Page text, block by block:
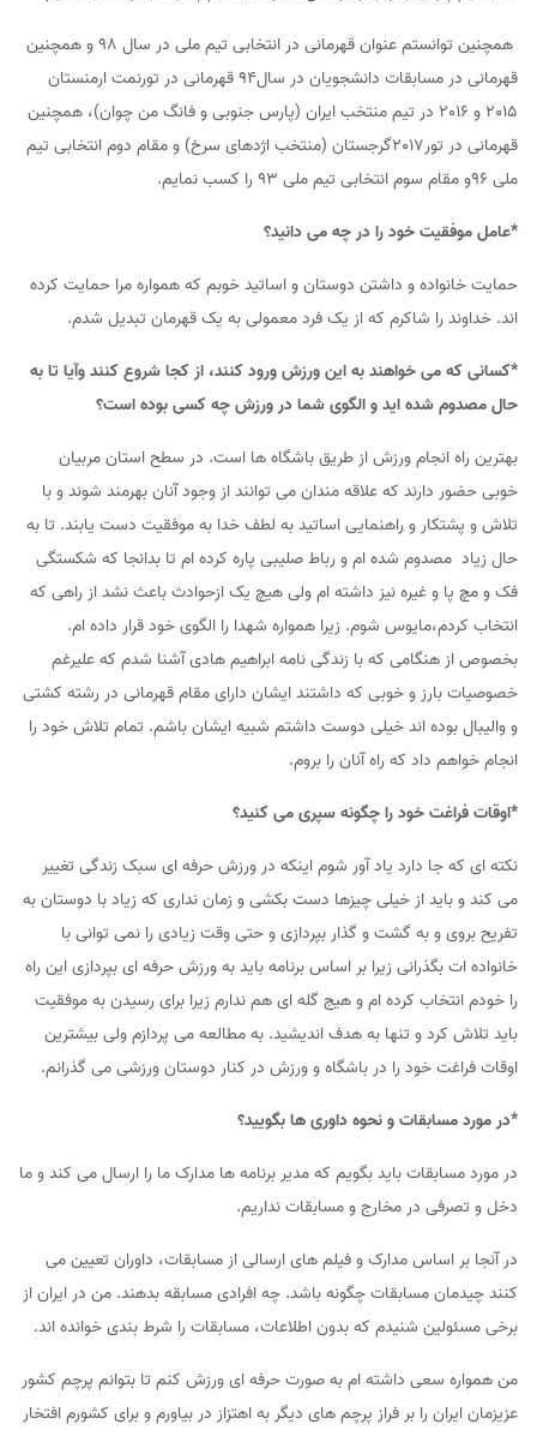
همچنین توانستم عنوان قهرمانی در انتخابی تیم ملی در سال 98 و همچنین
قهرمانی در مسابقات دانشجویان در سال94 قهرمانی در تورنمت ارمنستان
2015 و 2016 در تیم منتخب ایران (پارس جنوبی و فانگ من چوان)، همچنین
قهرمانی در تور2017گرجستان (منتخب اژدهای سرخ) و مقام دوم انتخابی تیم
ملی 96و مقام سوم انتخابی تیم ملی 93 را کسب نمایم.
*عامل موفقیت خود را در چه می دانید؟
حمایت خانواده و داشتن دوستان و اساتید خوبم که همواره مرا حمایت کرده
اند. خداوند را شاکرم که از یک فرد معمولی به یک قهرمان تبدیل شدم.
*کسانی که می خواهند به این ورزش ورود کنند، از کجا شروع کنند وآیا تا به
حال مصدوم شده اید و الگوی شما در ورزش چه کسی بوده است؟
بهترین راه انجام ورزش از طریق باشگاه ها است. در سطح استان مربیان
خوبی حضور دارند که علاقه مندان می توانند از وجود آنان بهرمند شوند و با
تلاش و پشتکار و راهنمایی اساتید به لطف خدا به موفقیت دست یابند. تا به
حال زیاد مصدوم شده ام و رباط صلیبی پاره کرده ام تا بدانجا که شکستگی
فک و مچ پا و غیره نیز داشته ام ولی هیچ یک ازحوادث باعث نشد از راهی که
انتخاب کردم،مایوس شوم. زیرا همواره شهدا را الگوی خود قرار داده ام.
بخصوص از هنگامی که با زندگی نامه ابراهیم هادی آشنا شدم که علیرغم
خصوصیات بارز و خوبی که داشتند ایشان دارای مقام قهرمانی در رشته کشتی
و والیبال بوده اند خیلی دوست داشتم شبیه ایشان باشم. تمام تلاش خود را
انجام خواهم داد که راه آنان را بروم.
*اوقات فراغت خود را چگونه سپری می کنید؟
نکته ای که جا دارد یاد آور شوم اینکه در ورزش حرفه ای سبک زندگی تغییر
می کند و باید از خیلی چیزها دست بکشی و زمان نداری که زیاد با دوستان به
تفریح بروی و به گشت و گذار بپردازی و حتی وقت زیادی را نمی توانی با
خانواده ات بگذرانی زیرا بر اساس برنامه باید به ورزش حرفه ای بپردازی این راه
را خودم انتخاب کرده ام و هیج گله ای هم ندارم زیرا برای رسیدن به موفقیت
باید تلاش کرد و تنها به هدف اندیشید. به مطالعه می پردازم ولی بیشترین
اوقات فراغت خود را در باشگاه و ورزش در کنار دوستان ورزشی می گذرانم.
*در مورد مسابقات و نحوه داوری ها بگویید؟
در مورد مسابقات باید بگویم که مدیر برنامه ها مدارک ما را ارسال می کند و ما
دخل و تصرفی در مخارج و مسابقات نداریم.
در آنجا بر اساس مدارک و فیلم های ارسالی از مسابقات، داوران تعیین می
کنند چیدمان مسابقات چگونه باشد. چه افرادی مسابقه بدهند. من در ایران از
برخی مسئولین شنیدم که بدون اطلاعات، مسابقات را شرط بندی خوانده اند.
من همواره سعی داشته ام به صورت حرفه ای ورزش کنم تا بتوانم پرچم کشور
عزیزمان ایران را بر فراز پرچم های دیگر به اهتزاز در بیاورم و برای کشورم افتخار